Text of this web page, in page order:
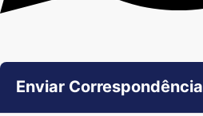
Enviar Correspondência